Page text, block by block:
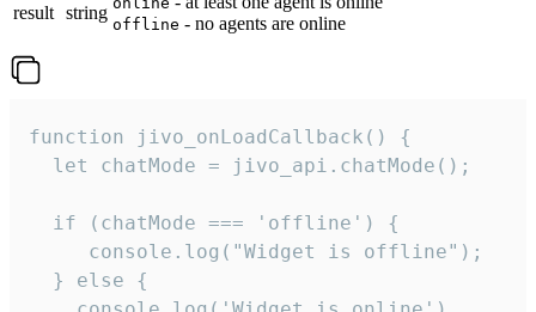
result string
offline - no agents are online
function jivo_onLoadCallback() {
  let chatMode = jivo_api.chatMode();
  if (chatMode === 'offline') {
     console.log("Widget is offline");
  } else {